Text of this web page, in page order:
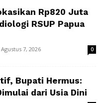
Rp820 Juta
RSUP Papua
Agustus 7, 2026 0
Bupati Hermus:
dari Usia Dini